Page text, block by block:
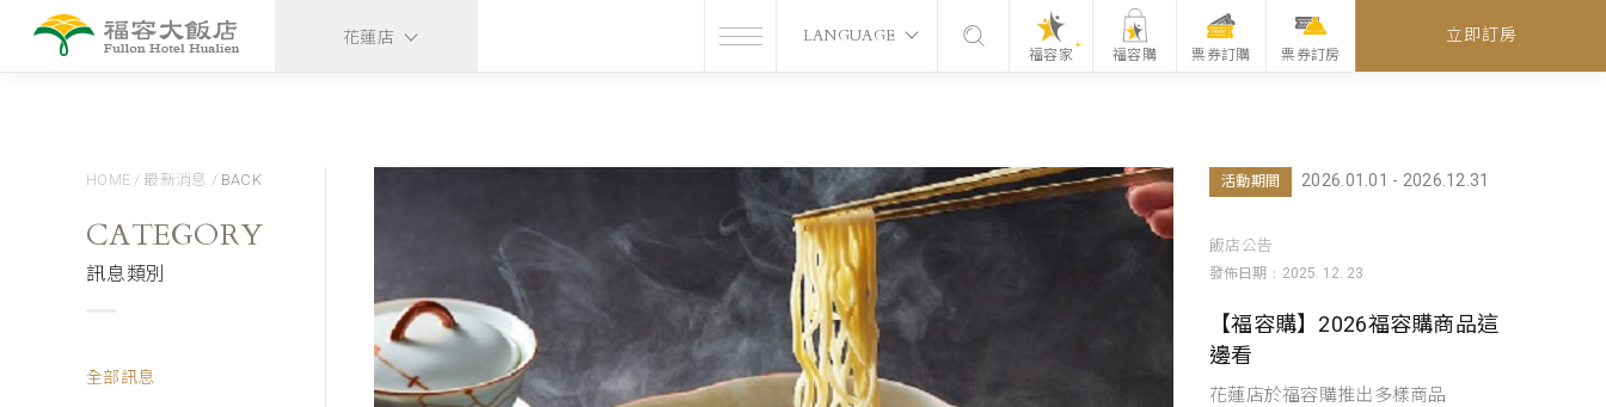
花蓮店 LANGUAGE
福容家 福容購 票券訂購 票券訂房
立即訂房
HOME / 最新消息 / BACK
CATEGORY
訊息類別
全部訊息
活動期間 2026.01.01 - 2026.12.31
飯店公告
發佈日期 2025. 12. 23
【福容購】2026福容購商品這
邊看
花蓮店於福容購推出多樣商品